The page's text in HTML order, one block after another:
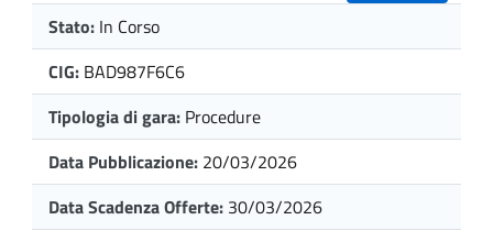
Stato: In Corso
CIG: BAD987F6C6
Tipologia di gara: Procedure
Data Pubblicazione: 20/03/2026
Data Scadenza Offerte: 30/03/2026